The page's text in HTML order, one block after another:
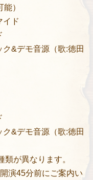
）
イド
&デモ音源（歌:徳田
&デモ音源（歌:徳田
が異なります。
演45分前にご案内い